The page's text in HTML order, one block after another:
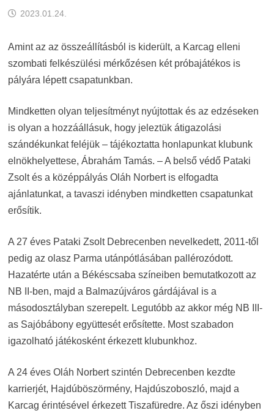
2023.01.24.
Amint az az összeállításból is kiderült, a Karcag elleni
szombati felkészülési mérkőzésen két próbajátékos is
pályára lépett csapatunkban.
Mindketten olyan teljesítményt nyújtottak és az edzéseken
is olyan a hozzáállásuk, hogy jeleztük átigazolási
szándékunkat feléjük – tájékoztatta honlapunkat klubunk
elnökhelyettese, Ábrahám Tamás. – A belső védő Pataki
Zsolt és a középpályás Oláh Norbert is elfogadta
ajánlatunkat, a tavaszi idényben mindketten csapatunkat
erősítik.
A 27 éves Pataki Zsolt Debrecenben nevelkedett, 2011-től
pedig az olasz Parma utánpótlásában pallérozódott.
Hazatérte után a Békéscsaba színeiben bemutatkozott az
NB II-ben, majd a Balmazújváros gárdájával is a
másodosztályban szerepelt. Legutóbb az akkor még NB III-
as Sajóbábony együttesét erősítette. Most szabadon
igazolható játékosként érkezett klubunkhoz.
A 24 éves Oláh Norbert szintén Debrecenben kezdte
karrierjét, Hajdúböszörmény, Hajdúszoboszló, majd a
Karcag érintésével érkezett Tiszafüredre. Az őszi idényben